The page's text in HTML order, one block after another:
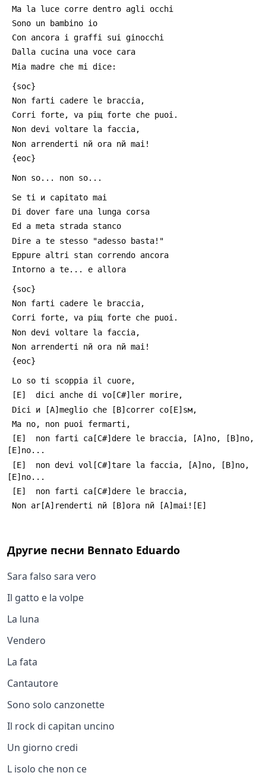
Ma la luce corre dentro agli occhi
Sono un bambino io
Con ancora i graffi sui ginocchi
Dalla cucina una voce cara
Mia madre che mi dice:
{soc}
Non farti cadere le braccia,
Corri forte, va piщ forte che puoi.
Non devi voltare la faccia,
Non arrenderti nй ora nй mai!
{eoc}
Non so... non so...
Se ti и capitato mai
Di dover fare una lunga corsa
Ed a metа strada stanco
Dire a te stesso "adesso basta!"
Eppure altri stan correndo ancora
Intorno a te... e allora
{soc}
Non farti cadere le braccia,
Corri forte, va piщ forte che puoi.
Non devi voltare la faccia,
Non arrenderti nй ora nй mai!
{eoc}
Lo so ti scoppia il cuore,
[E]  dici anche di vo[C#]ler morire,
Dici и [A]meglio che [B]correr co[E]sм,
Ma no, non puoi fermarti,
[E]no...
[E]no...
[E]  non farti ca[C#]dere le braccia,
Non ar[A]renderti nй [B]ora nй [A]mai![E]
Другие песни Bennato Eduardo
Sara falso sara vero
Il gatto e la volpe
La luna
Vendero
La fata
Cantautore
Sono solo canzonette
Il rock di capitan uncino
Un giorno credi
L isolo che non ce